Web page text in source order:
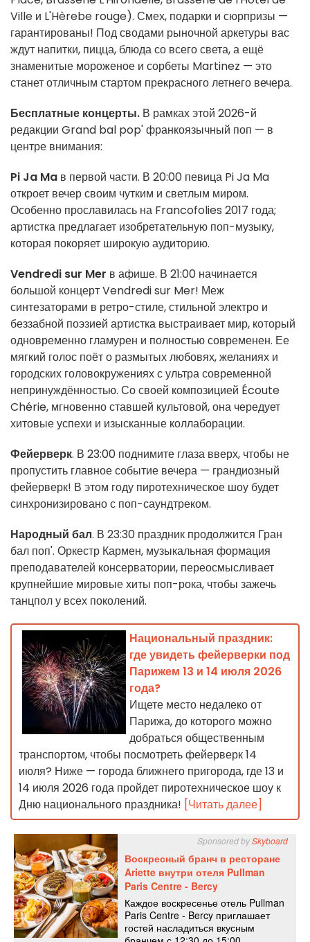
Ville и L'Hèrebe rouge). Смех, подарки и сюрпризы —
гарантированы! Под сводами рыночной аркетуры вас
ждут напитки, пицца, блюда со всего света, а ещё
знаменитые мороженое и сорбеты Martinez — это
станет отличным стартом прекрасного летнего вечера.
Бесплатные концерты. В рамках этой 2026-й
редакции Grand bal pop' франкоязычный поп — в
центре внимания:
Pi Ja Ma в первой части. В 20:00 певица Pi Ja Ma
откроет вечер своим чутким и светлым миром.
Особенно прославилась на Francofolies 2017 года;
артистка предлагает изобретательную поп-музыку,
которая покоряет широкую аудиторию.
Vendredi sur Mer в афише. В 21:00 начинается
большой концерт Vendredi sur Mer! Меж
синтезаторами в ретро-стиле, стильной электро и
беззабной поэзией артистка выстраивает мир, который
одновременно гламурен и полностью современен. Ее
мягкий голос поёт о размытых любовях, желаниях и
городских головокружениях с ультра современной
непринуждённостью. Со своей композицией Écoute
Chérie, мгновенно ставшей культовой, она чередует
хитовые успехи и изысканные коллаборации.
Фейерверк. В 23:00 поднимите глаза вверх, чтобы не
пропустить главное событие вечера — грандиозный
фейерверк! В этом году пиротехническое шоу будет
синхронизировано с поп-саундтреком.
Народный бал. В 23:30 праздник продолжится Гран
бал поп'. Оркестр Кармен, музыкальная формация
преподавателей консерватории, переосмысливает
крупнейшие мировые хиты поп-рока, чтобы зажечь
танцпол у всех поколений.
Национальный праздник:
где увидеть фейерверки под
Парижем 13 и 14 июля 2026
года?
Ищете место недалеко от
Парижа, до которого можно
добраться общественным
транспортом, чтобы посмотреть фейерверк 14
июля? Ниже — города ближнего пригорода, где 13 и
14 июля 2026 года пройдет пиротехническое шоу к
Дню национального праздника! [Читать далее]